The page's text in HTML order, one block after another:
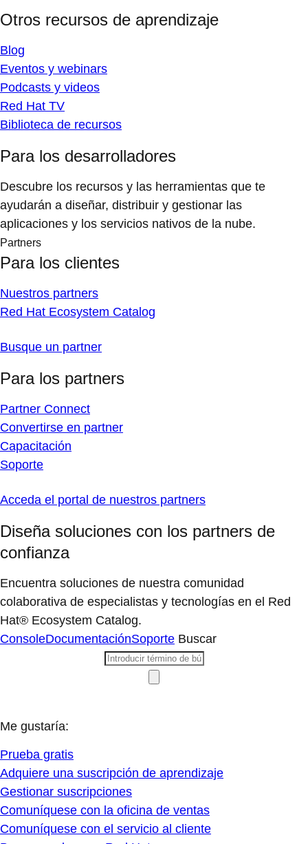
Otros recursos de aprendizaje
Blog
Eventos y webinars
Podcasts y videos
Red Hat TV
Biblioteca de recursos
Para los desarrolladores
Descubre los recursos y las herramientas que te
ayudarán a diseñar, distribuir y gestionar las
aplicaciones y los servicios nativos de la nube.
Partners
Para los clientes
Nuestros partners
Red Hat Ecosystem Catalog
Busque un partner
Para los partners
Partner Connect
Convertirse en partner
Capacitación
Soporte
Acceda el portal de nuestros partners
Diseña soluciones con los partners de
confianza
Encuentra soluciones de nuestra comunidad
colaborativa de especialistas y tecnologías en el Red
Hat® Ecosystem Catalog.
ConsoleDocumentaciónSoporte Buscar
Me gustaría:
Prueba gratis
Adquiere una suscripción de aprendizaje
Gestionar suscripciones
Comuníquese con la oficina de ventas
Comuníquese con el servicio al cliente